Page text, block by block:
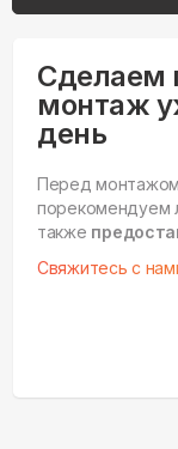
Сделаем
монтаж
день
Перед монтажом
порекомендуем
также
Свяжитесь с